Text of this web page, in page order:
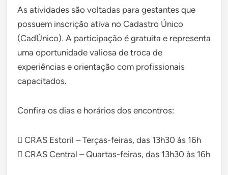
As atividades são voltadas para gestantes que
possuem inscrição ativa no Cadastro Único
(CadÚnico). A participação é gratuita e representa
uma oportunidade valiosa de troca de
experiências e orientação com profissionais
capacitados.
Confira os dias e horários dos encontros:
 CRAS Estoril – Terças-feiras, das 13h30 às 16h
 CRAS Central – Quartas-feiras, das 13h30 às 16h